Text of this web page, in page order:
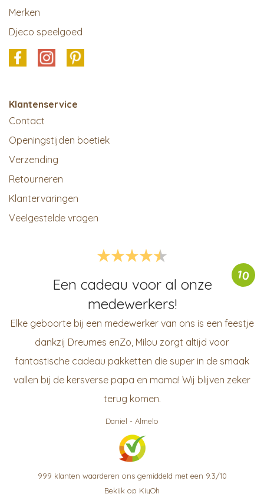
Merken
Djeco speelgoed
Klantenservice
Contact
Openingstijden boetiek
Verzending
Retourneren
Klantervaringen
Veelgestelde vragen
10
Een cadeau voor al onze
medewerkers!
Elke geboorte bij een medewerker van ons is een feestje
dankzij Dreumes enZo, Milou zorgt altijd voor
fantastische cadeau pakketten die super in de smaak
vallen bij de kersverse papa en mama! Wij blijven zeker
terug komen.
Daniel - Almelo
999 klanten waarderen ons gemiddeld met een 9.3/10
Bekijk op KiyOh